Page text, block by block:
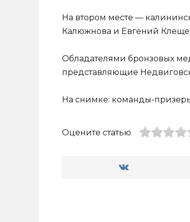
На втором месте —
Калюжнова и Евгений
Обладателями бронзовых
представляющие
На снимке: команды-
Оцените статью